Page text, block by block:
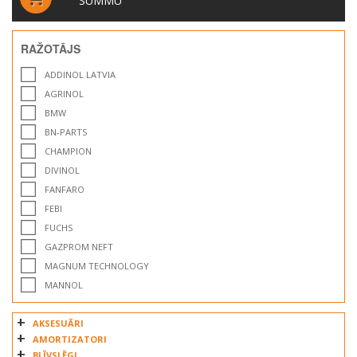
RAŽOTĀJS
ADDINOL LATVIA
AGRINOL
BMW
BN-PARTS
CHAMPION
DIVINOL
FANFARO
FEBI
FUCHS
GAZPROM NEFT
MAGNUM TECHNOLOGY
MANNOL
MAUZER
MERCEDES
OILRIGHT
AKSESUĀRI
AMORTIZATORI